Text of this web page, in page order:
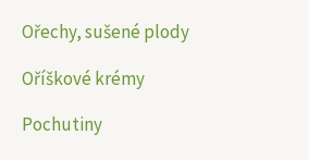
Ořechy, sušené plody
Oříškové krémy
Pochutiny